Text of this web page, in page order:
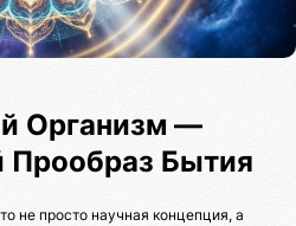
Организм —
Прообраз Бытия
не просто научная концепция, а